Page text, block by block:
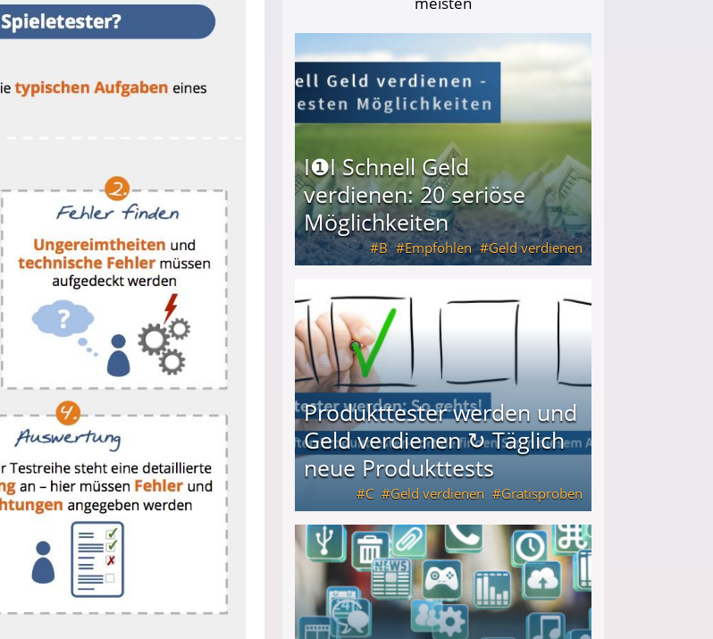
I❶I Schnell Geld
verdienen: 20 seriöse
Möglichkeiten
B Empfohlen Geld verdienen
I❶I Schnell Geld verdienen: 20 seriöse Möglichkeiten
Produkttester werden und
Geld verdienen ↻ Täglich
neue Produkttests
C Geld verdienen Gratisproben
Produkttester werden und Geld verdienen ↻ Täglich neue Produkttests